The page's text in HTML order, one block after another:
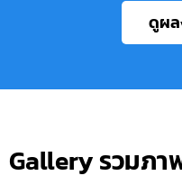
ดูผ
Gallery รวมภ